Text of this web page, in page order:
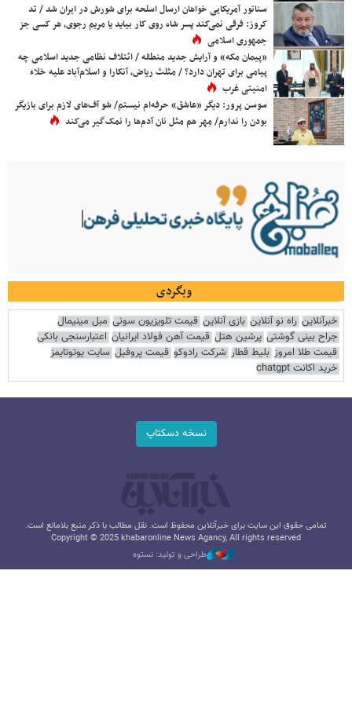
سناتور آمریکایی خواهان ارسال اسلحه برای شورش در ایران شد / تد
کروز: فرقی نمی‌کند پسر شاه روی کار بیاید یا مریم رجوی، هر کسی جز
جمهوری اسلامی
«پیمان مکه» و آرایش جدید منطقه / ائتلاف نظامی جدید اسلامی چه
پیامی برای تهران دارد؟ / مثلث ریاض، آنکارا و اسلام‌آباد علیه خلاء
امنیتی غرب
سوسن پرور: دیگر «عاشق» حرفه‌ام نیستم/ شو آف‌های لازم برای بازیگر
بودن را ندارم/ مِهر هم مثل نان آدم‌ها را نمک‌گیر می‌کند
وبگردی
خبرآنلاین راه نو آنلاین بازی آنلاین قیمت تلویزیون سونی مبل مینیمال
جراح بینی گوشتی پرشین هتل قیمت آهن فولاد ایرانیان اعتبارسنجی بانکی
قیمت طلا امروز بلیط قطار شرکت رادوکو قیمت پروفیل سایت یوتوتایمز
خرید اکانت chatgpt
نسخه دسکتاپ
تمامی حقوق این سایت برای خبرآنلاین محفوظ است. نقل مطالب با ذکر منبع بلامانع است.
Copyright © 2025 khabaronline News Agancy, All rights reserved
طراحی و تولید: نستوه